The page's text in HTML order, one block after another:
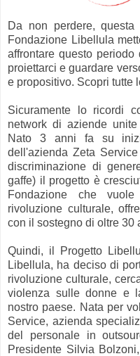
Da non perdere,
Fondazione Libellula
affrontare questo
proiettarci e guardare
e propositivo. Scopri tutte
Sicuramente lo ricordi
network di aziende
Nato 3 anni fa su
dell'azienda Zeta
discriminazione di
gaffe) il progetto è
Fondazione che
rivoluzione culturale,
con il sostegno di oltre 30
Quindi, il Progetto
Libellula, ha deciso di
rivoluzione culturale,
violenza sulle donne e
nostro paese. Nata per
Service, azienda
del personale in
Presidente Silvia